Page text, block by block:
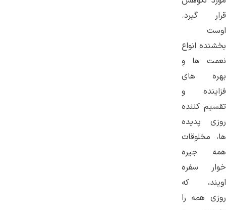
قرار گيرد.
اوست
بخشنده انواع
نعمت ها و
بهره هاى
فزاينده و
تقسيم كننده
روزى پديده
ها، مخلوقات
همه جيره
خوار سفره
اويند، كه
روزى همه را